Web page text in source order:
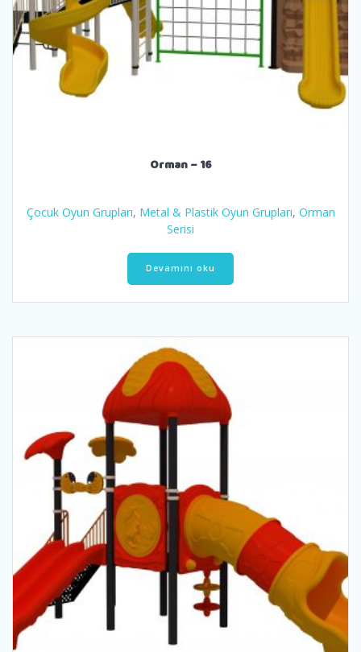
Orman – 16
Çocuk Oyun Grupları, Metal & Plastik Oyun Grupları, Orman
Serisi
Devamını oku